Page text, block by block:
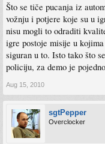
Što se tiče pucanja iz
vožnju i potjere koje su u
nisu mogli to odraditi
igre postoje misije u
siguran u to. Isto tako što
policiju, za demo je
Aug 15, 2010
sgtPepper
Overclocker